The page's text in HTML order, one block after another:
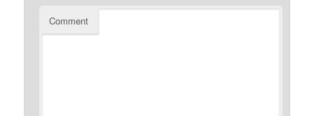
Comment